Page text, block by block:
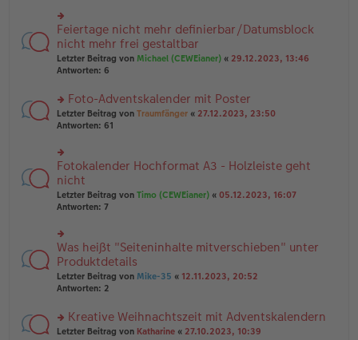
tr
a
g
e
n
er
B
ei
tr
g
u
n
g
el
es
e
er
B
ei
tr
g
rs
te
r
u
n
el
es
e
er
B
ei
tr
a
g
Feiertage nicht mehr definierbar/Datumsblock
nicht mehr frei gestaltbar
Letzter Beitrag von Michael (CEWEianer) « 29.12.2023, 13:46
Antworten: 6
rs
te
u
n
g
el
es
e
er
B
ei
tr
a
g
Foto-Adventskalender mit Poster
Letzter Beitrag von Traumfänger « 27.12.2023, 23:50
Antworten: 61
rs
te
r
u
n
el
es
e
n
er
tr
a
Fotokalender Hochformat A3 - Holzleiste geht
nicht
Letzter Beitrag von Timo (CEWEianer) « 05.12.2023, 16:07
Antworten: 7
rs
te
r
u
n
el
es
Was heißt "Seiteninhalte mitverschieben" unter
Produktdetails
Letzter Beitrag von Mike-35 « 12.11.2023, 20:52
Antworten: 2
rs
Kreative Weihnachtszeit mit Adventskalendern
Letzter Beitrag von Katharine « 27.10.2023, 10:39